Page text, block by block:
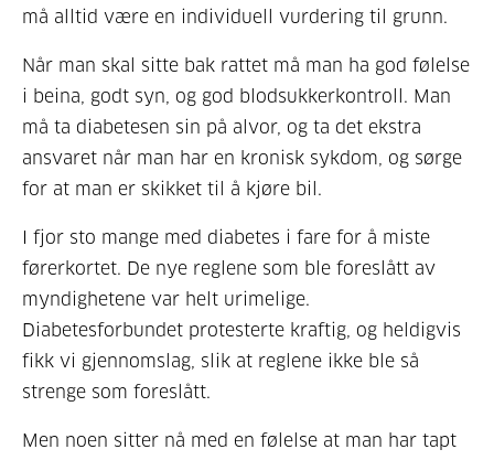
må alltid være en individuell vurdering til grunn.
Når man skal sitte bak rattet må man ha god følelse
i beina, godt syn, og god blodsukkerkontroll. Man
må ta diabetesen sin på alvor, og ta det ekstra
ansvaret når man har en kronisk sykdom, og sørge
for at man er skikket til å kjøre bil.
I fjor sto mange med diabetes i fare for å miste
førerkortet. De nye reglene som ble foreslått av
myndighetene var helt urimelige.
Diabetesforbundet protesterte kraftig, og heldigvis
fikk vi gjennomslag, slik at reglene ikke ble så
strenge som foreslått.
Men noen sitter nå med en følelse at man har tapt